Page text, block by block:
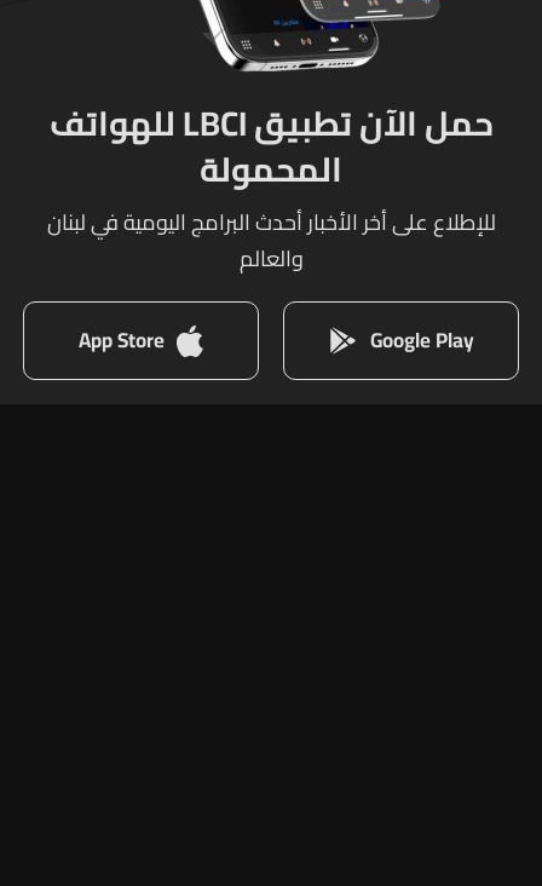
حمل الآن تطبيق LBCI للهواتف
المحمولة
للإطلاع على أخر الأخبار أحدث البرامج اليومية في لبنان
والعالم
Google Play
App Store